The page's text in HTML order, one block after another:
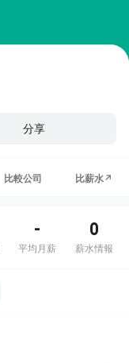
分享
比較公司 比薪水↗
-
平均月薪
0
薪水情報